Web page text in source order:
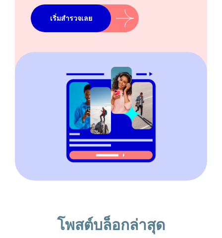
เริ่มสำรวจเลย
โพสต์บล็อกล่าสุด